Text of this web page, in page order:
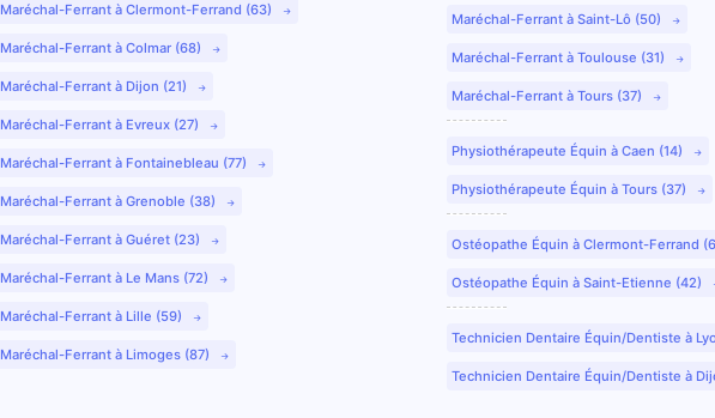
Maréchal-Ferrant à Clermont-Ferrand (63)
Maréchal-Ferrant à Colmar (68)
Maréchal-Ferrant à Dijon (21)
Maréchal-Ferrant à Evreux (27)
Maréchal-Ferrant à Fontainebleau (77)
Maréchal-Ferrant à Grenoble (38)
Maréchal-Ferrant à Guéret (23)
Maréchal-Ferrant à Le Mans (72)
Maréchal-Ferrant à Lille (59)
Maréchal-Ferrant à Limoges (87)
Maréchal-Ferrant à Saint-Lô (50)
Maréchal-Ferrant à Toulouse (31)
Maréchal-Ferrant à Tours (37)
Physiothérapeute Équin à Caen (14)
Physiothérapeute Équin à Tours (37)
Ostéopathe Équin à Clermont-Ferrand
Ostéopathe Équin à Saint-Etienne (42)
Technicien Dentaire Équin/Dentiste à
Technicien Dentaire Équin/Dentiste à